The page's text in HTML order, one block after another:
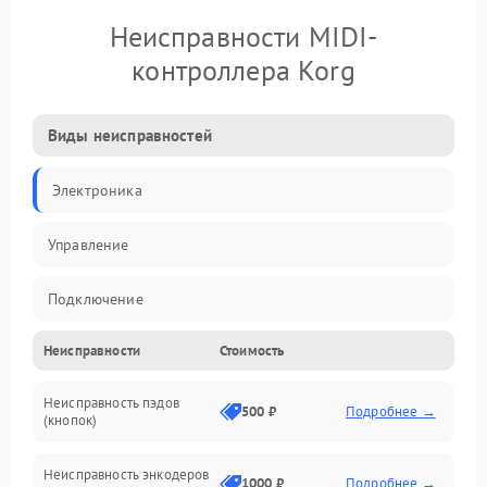
Неисправности MIDI-
контроллера Korg
Виды неисправностей
Электроника
Управление
Подключение
Механические повреждения
Программное обеспечение
Неисправности Стоимость
Неисправность пэдов
(кнопок)
500 ₽ Подробнее →
Неисправность энкодеров
1000 ₽ Подробнее →